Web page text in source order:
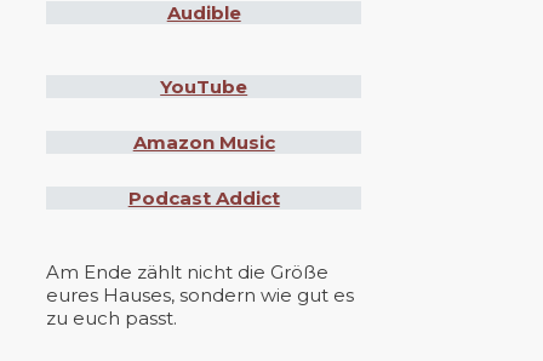
Audible
YouTube
Amazon Music
Podcast Addict
Am Ende zählt nicht die Größe
eures Hauses, sondern wie gut es
zu euch passt.